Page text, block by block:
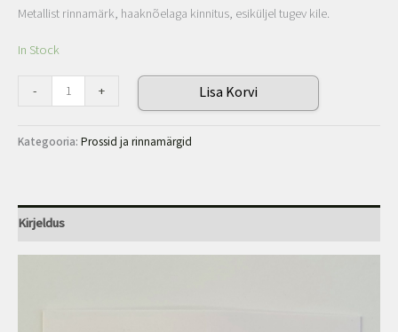
Metallist rinnamärk, haaknõelaga kinnitus, esiküljel tugev kile.
In Stock
- + Lisa Korvi
Kategooria: Prossid ja rinnamärgid
Kirjeldus